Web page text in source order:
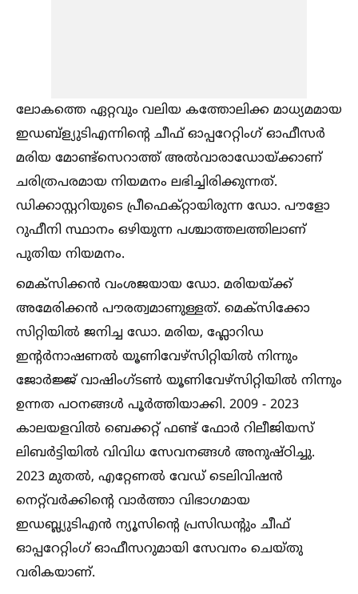
ലോകത്തെ ഏറ്റവും വലിയ കത്തോലിക്ക മാധ്യമമായ
ഇഡബ്ള്യുടിഎന്നിന്‍റെ ചീഫ് ഓപ്പറേറ്റിംഗ് ഓഫീസര്‍
മരിയ മോണ്ട്സെറാത്ത് അല്‍വാരാഡോയ്ക്കാണ്
ചരിത്രപരമായ നിയമനം ലഭിച്ചിരിക്കുന്നത്.
ഡിക്കാസ്റ്ററിയുടെ പ്രീഫെക്റ്റായിരുന്ന ഡോ. പൗളോ
റുഫീനി സ്ഥാനം ഒഴിയുന്ന പശ്ചാത്തലത്തിലാണ്
പുതിയ നിയമനം.
മെക്സിക്കൻ വംശജയായ ഡോ. മരിയയ്ക്ക്
അമേരിക്കൻ പൗരത്വമാണുള്ളത്. മെക്സിക്കോ
സിറ്റിയില്‍ ജനിച്ച ഡോ. മരിയ, ഫ്ലോറിഡ
ഇന്റർനാഷണല്‍ യൂണിവേഴ്സിറ്റിയില്‍ നിന്നും
ജോർജ്ജ് വാഷിംഗ്ടണ്‍ യൂണിവേഴ്സിറ്റിയില്‍ നിന്നും
ഉന്നത പഠനങ്ങള്‍ പൂർത്തിയാക്കി. 2009 - 2023
കാലയളവില്‍ ബെക്കറ്റ് ഫണ്ട് ഫോർ റിലീജിയസ്
ലിബർട്ടിയില്‍ വിവിധ സേവനങ്ങള്‍ അനുഷ്ഠിച്ചു.
2023 മുതല്‍, എറ്റേണല്‍ വേഡ് ടെലിവിഷൻ
നെറ്റ്‌വർക്കിന്റെ വാർത്താ വിഭാഗമായ
ഇ‌ഡബ്ല്യു‌ടി‌എന്‍ ന്യൂസിന്റെ പ്രസിഡന്റും ചീഫ്
ഓപ്പറേറ്റിംഗ് ഓഫീസറുമായി സേവനം ചെയ്തു
വരികയാണ്.